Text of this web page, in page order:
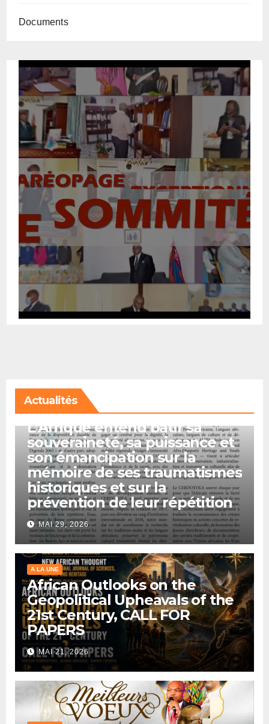
Documents
Actualités
L’Afrique entend bâtir sa
souveraineté, sa puissance et
son émancipation sur la
mémoire de ses traumatismes
historiques et sur la
prévention de leur répétition
MAI 29, 2026
A LA UNE
African Outlooks on the
Geopolitical Upheavals of the
21st Century, CALL FOR
PAPERS
MAI 21, 2026